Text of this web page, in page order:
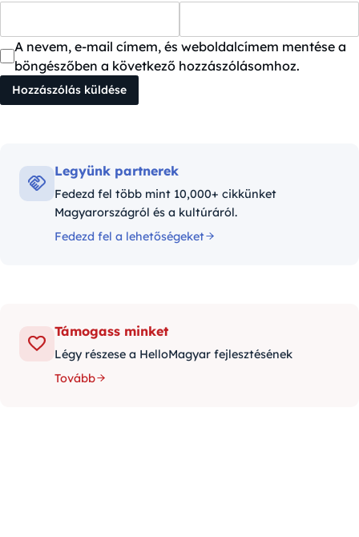
A nevem, e-mail címem, és weboldalcímem mentése a
böngészőben a következő hozzászólásomhoz.
Legyünk partnerek
Fedezd fel több mint 10,000+ cikkünket
Magyarországról és a kultúráról.
Fedezd fel a lehetőségeket
Támogass minket
Légy részese a HelloMagyar fejlesztésének
Tovább